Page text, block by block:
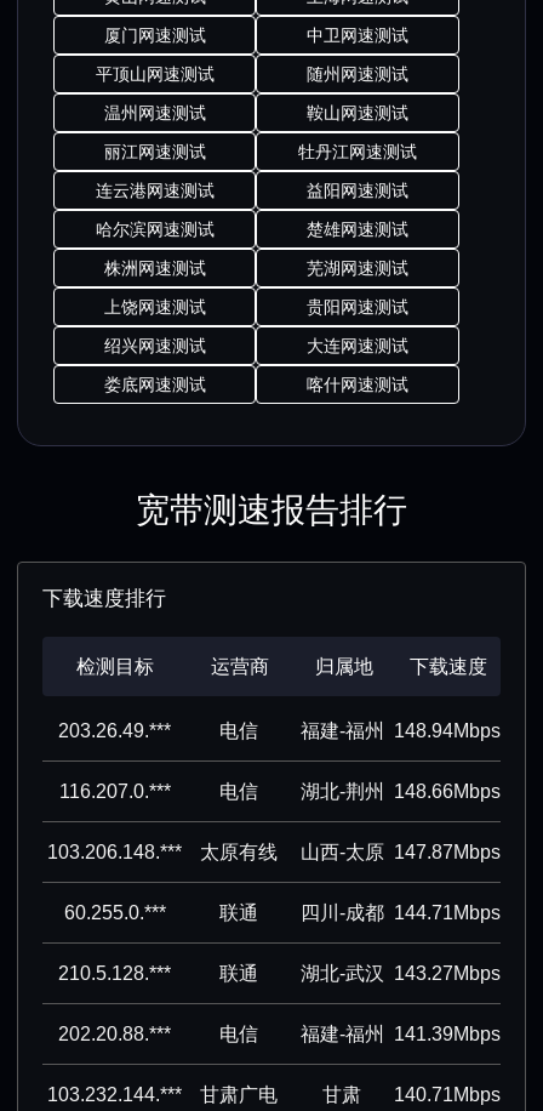
厦门网速测试
中卫网速测试
平顶山网速测试
随州网速测试
温州网速测试
鞍山网速测试
丽江网速测试
牡丹江网速测试
连云港网速测试
益阳网速测试
哈尔滨网速测试
楚雄网速测试
株洲网速测试
芜湖网速测试
上饶网速测试
贵阳网速测试
绍兴网速测试
大连网速测试
娄底网速测试
喀什网速测试
宽带测速报告排行
下载速度排行
检测目标 运营商 归属地 下载速度
203.26.49.*** 电信 福建-福州 148.94Mbps
116.207.0.*** 电信 湖北-荆州 148.66Mbps
103.206.148.*** 太原有线 山西-太原 147.87Mbps
60.255.0.*** 联通 四川-成都 144.71Mbps
210.5.128.*** 联通 湖北-武汉 143.27Mbps
202.20.88.*** 电信 福建-福州 141.39Mbps
103.232.144.*** 甘肃广电 甘肃 140.71Mbps